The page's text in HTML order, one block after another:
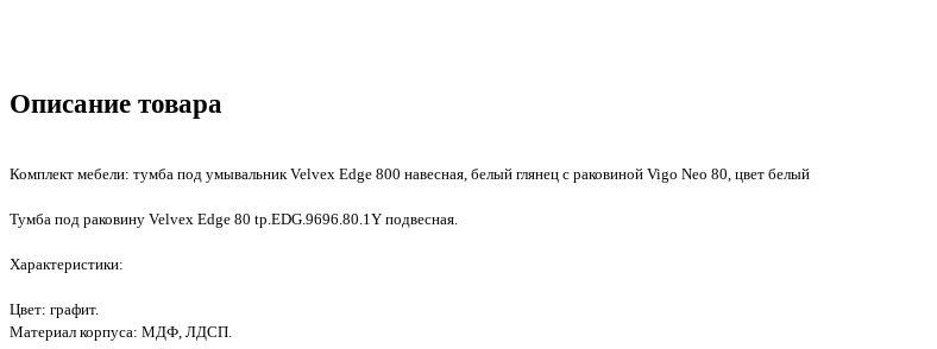
Описание товара
Комплект мебели: тумба под умывальник Velvex Edge 800 навесная, белый глянец с раковиной Vigo Neo 80, цвет белый
Тумба под раковину Velvex Edge 80 tp.EDG.9696.80.1Y подвесная.
Характеристики:
Цвет: графит.
Материал корпуса: МДФ, ЛДСП.